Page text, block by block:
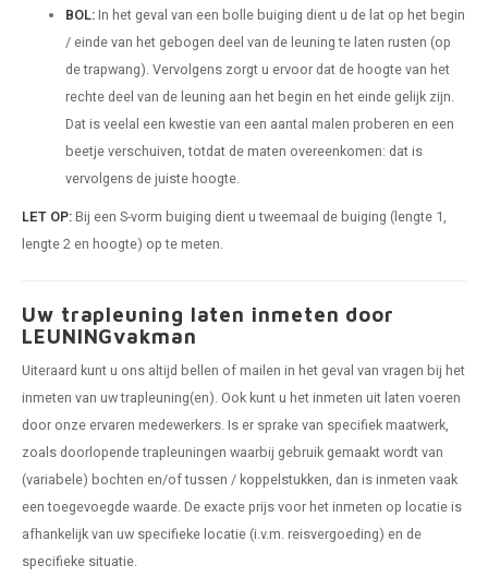
BOL:In het geval van een bolle buiging dient u de lat op het begin
/ einde van het gebogen deel van de leuning te laten rusten (op
de trapwang). Vervolgens zorgt u ervoor dat de hoogte van het
rechte deel van de leuning aan het begin en het einde gelijk zijn.
Dat is veelal een kwestie van een aantal malen proberen en een
beetje verschuiven, totdat de maten overeenkomen: dat is
vervolgens de juiste hoogte.
LET OP:Bij een S-vorm buiging dient u tweemaal de buiging (lengte 1,
lengte 2 en hoogte) op te meten.
Uw trapleuning laten inmeten door
LEUNINGvakman
Uiteraard kunt u ons altijd bellen of mailen in het geval van vragen bij het
inmeten van uw trapleuning(en). Ook kunt u het inmeten uit laten voeren
door onze ervaren medewerkers. Is er sprake van specifiek maatwerk,
zoals doorlopende trapleuningen waarbij gebruik gemaakt wordt van
(variabele) bochten en/of tussen / koppelstukken, dan is inmeten vaak
een toegevoegde waarde. De exacte prijs voor het inmeten op locatie is
afhankelijk van uw specifieke locatie (i.v.m. reisvergoeding) en de
specifieke situatie.